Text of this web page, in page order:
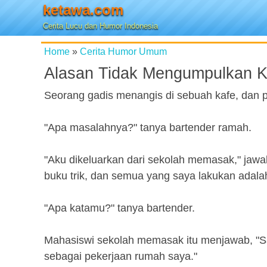
ketawa.com
Cerita Lucu dan Humor Indonesia
Home » Cerita Humor Umum
Alasan Tidak Mengumpulkan
Seorang gadis menangis di sebuah kafe, dan
"Apa masalahnya?" tanya bartender ramah.
"Aku dikeluarkan dari sekolah memasak,"
buku trik, dan semua yang saya lakukan
"Apa katamu?" tanya bartender.
Mahasiswi sekolah memasak itu menjawab,
sebagai pekerjaan rumah saya."